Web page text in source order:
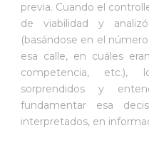
previa. Cuando el
de viabilidad y
(basándose en el
esa calle, en cuáles
competencia, etc.),
sorprendidos y
fundamentar esa
interpretados, en